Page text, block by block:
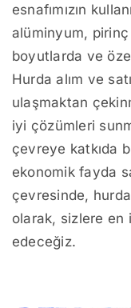
esnafımızın
alüminyum,
boyutlarda ve
Hurda alım ve
ulaşmaktan
iyi çözümleri
çevreye katkıda
ekonomik fayda
çevresinde,
olarak, sizlere en
edeceğiz.